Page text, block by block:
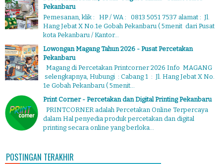
Pekanbaru
Pemesanan, klik : HP / WA : 0813 5051 7537 alamat : Jl.
Hang Jebat X No.1e Gobah Pekanbaru ( 5menit dari Pusat
kota Pekanbaru / Kantor...
Lowongan Magang Tahun 2026 - Pusat Percetakan
Pekanbaru
Magang di Percetakan Printcorner 2026 Info MAGANG
selengkapnya, Hubungi : Cabang 1 : Jl. Hang Jebat X No.
1e Gobah Pekanbaru ( 5menit...
Print Corner - Percetakan dan Digital Printing Pekanbaru
PRINTCORNER adalah Percetakan Online Terpercaya
dalam Hal penyedia produk percetakan dan digital
printing secara online yang berloka...
POSTINGAN TERAKHIR